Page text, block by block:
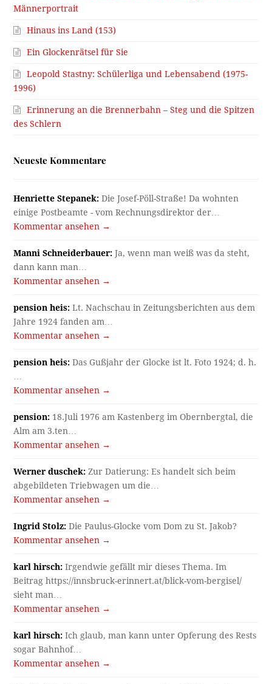
Männerportrait
Hinaus ins Land (153)
Ein Glockenrätsel für Sie
Leopold Stastny: Schülerliga und Lebensabend (1975-
1996)
Erinnerung an die Brennerbahn – Steg und die Spitzen
des Schlern
Neueste Kommentare
Henriette Stepanek: Die Josef-Pöll-Straße! Da wohnten
einige Postbeamte - vom Rechnungsdirektor der…
Kommentar ansehen →
Manni Schneiderbauer: Ja, wenn man weiß was da steht,
dann kann man…
Kommentar ansehen →
pension heis: Lt. Nachschau in Zeitungsberichten aus dem
Jahre 1924 fanden am…
Kommentar ansehen →
pension heis: Das Gußjahr der Glocke ist lt. Foto 1924; d. h.
Kommentar ansehen →
pension: 18.Juli 1976 am Kastenberg im Obernbergtal, die
Alm am 3.ten…
Kommentar ansehen →
Werner duschek: Zur Datierung: Es handelt sich beim
abgebildeten Triebwagen um die…
Kommentar ansehen →
Ingrid Stolz: Die Paulus-Glocke vom Dom zu St. Jakob?
Kommentar ansehen →
karl hirsch: Irgendwie gefällt mir dieses Thema. Im
Beitrag https://innsbruck-erinnert.at/blick-vom-bergisel/
sieht man…
Kommentar ansehen →
karl hirsch: Ich glaub, man kann unter Opferung des Rests
sogar Bahnhof…
Kommentar ansehen →